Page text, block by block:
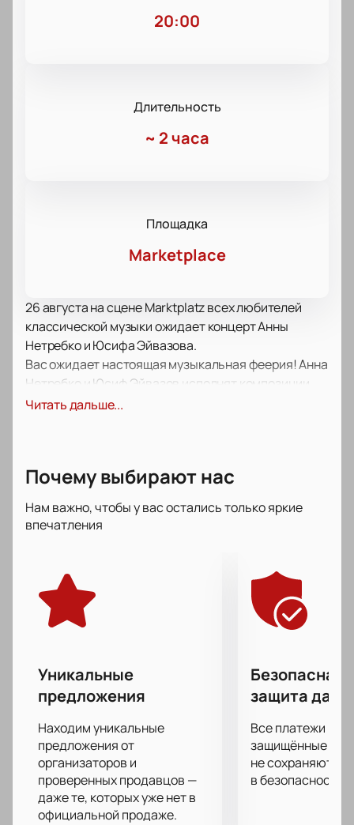
20:00
Длительность
~ 2 часа
Площадка
Marketplace
26 августа на сцене Marktplatz всех любителей
классической музыки ожидает концерт Анны
Нетребко и Юсифа Эйвазова.
Вас ожидает настоящая музыкальная феерия! Анна
Нетребко и Юсиф Эйвазов исполнят композиции
мировых классиков, а также авторства российских
по России, но и за пределами нашей страны.
постановках, операх, балете. В репертуаре
исполнителей не только классическая музыка, но и
известных кинофильмов, ставшие мировыми
хитами.
Получите массу удовольствия от прослушивания
прекрасной музыки, которая затрагивает самые
Читать дальше...
Почему выбирают нас
Нам важно, чтобы у вас остались только яркие
впечатления
Уникальные
предложения
Находим уникальные
предложения от
организаторов и
проверенных продавцов —
даже те, которых уже нет в
официальной продаже.
Безопасная
защита
Все платежи
защищённые
не сохраняются
в безопасности.